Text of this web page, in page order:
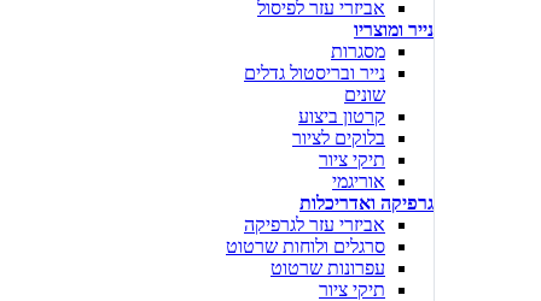
אביזרי עזר לפיסול
נייר ומוצריו
מסגרות
נייר ובריסטול גדלים
שונים
קרטון ביצוע
בלוקים לציור
תיקי ציור
אוריגמי
גרפיקה ואדריכלות
אביזרי עזר לגרפיקה
סרגלים ולוחות שרטוט
עפרונות שרטוט
תיקי ציור